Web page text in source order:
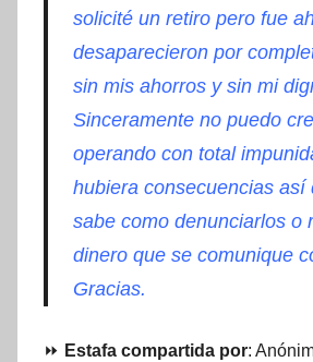
solicité un retiro pero fue
desaparecieron por
sin mis ahorros y sin mi
Sinceramente no puedo
operando con total
hubiera consecuencias así
sabe como denunciarlos o
dinero que se comunique
Gracias.
⏩ Estafa compartida por: